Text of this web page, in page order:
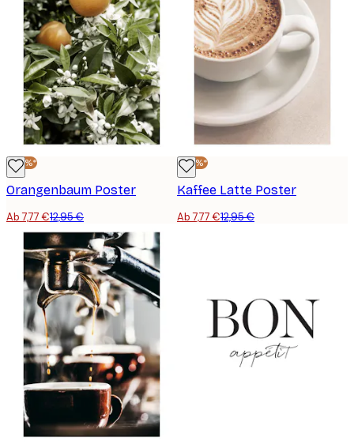
-40%*
Orangenbaum Poster
Ab 7,77 €12,95 €
-40%*
Kaffee Latte Poster
Ab 7,77 €12,95 €